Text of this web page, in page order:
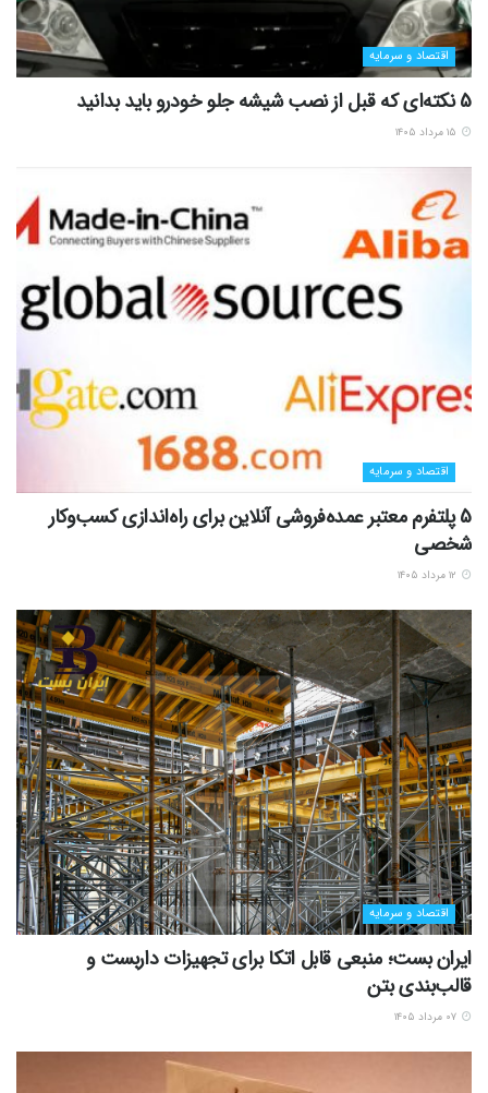
اقتصاد و سرمایه
5 نکته‌ای که قبل از نصب شیشه جلو خودرو باید بدانید
اقتصاد و سرمایه
5 پلتفرم معتبر عمده‌فروشی آنلاین برای راه‌اندازی کسب‌وکار
شخصی
اقتصاد و سرمایه
ایران بست؛ منبعی قابل اتکا برای تجهیزات داربست و
قالب‌بندی بتن